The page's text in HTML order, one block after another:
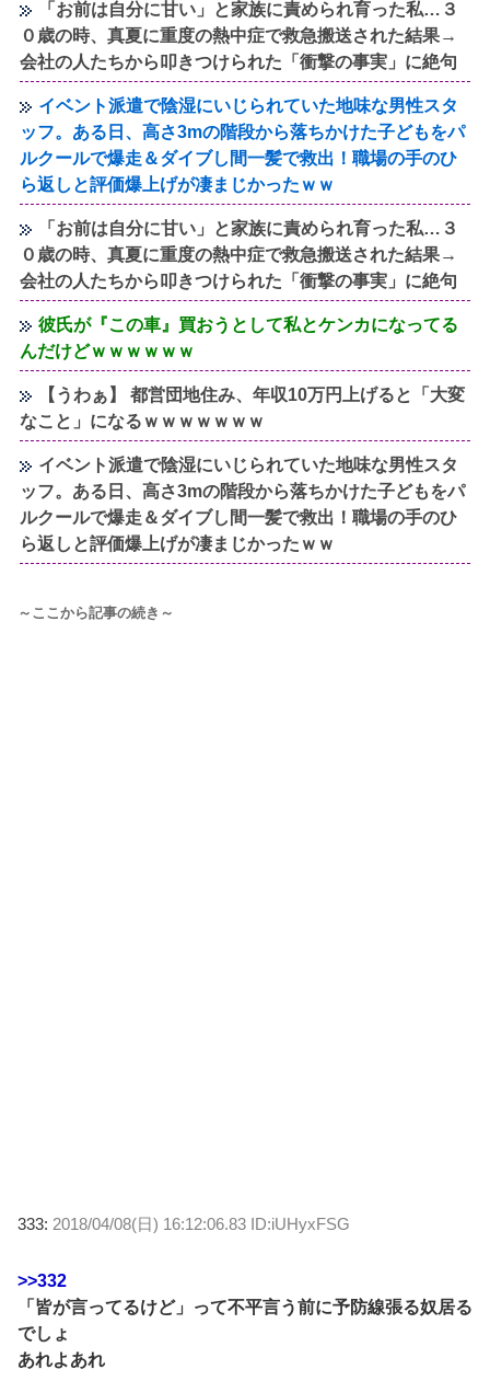
「お前は自分に甘い」と家族に責められ育った私…３
０歳の時、真夏に重度の熱中症で救急搬送された結果→
会社の人たちから叩きつけられた「衝撃の事実」に絶句
イベント派遣で陰湿にいじられていた地味な男性スタ
ッフ。ある日、高さ3mの階段から落ちかけた子どもをパ
ルクールで爆走＆ダイブし間一髪で救出！職場の手のひ
ら返しと評価爆上げが凄まじかったｗｗ
「お前は自分に甘い」と家族に責められ育った私…３
０歳の時、真夏に重度の熱中症で救急搬送された結果→
会社の人たちから叩きつけられた「衝撃の事実」に絶句
彼氏が『この車』買おうとして私とケンカになってる
んだけどｗｗｗｗｗｗ
【うわぁ】 都営団地住み、年収10万円上げると「大変
なこと」になるｗｗｗｗｗｗｗ
イベント派遣で陰湿にいじられていた地味な男性スタ
ッフ。ある日、高さ3mの階段から落ちかけた子どもをパ
ルクールで爆走＆ダイブし間一髪で救出！職場の手のひ
ら返しと評価爆上げが凄まじかったｗｗ
～ここから記事の続き～
333: 2018/04/08(日) 16:12:06.83 ID:iUHyxFSG
>>332
「皆が言ってるけど」って不平言う前に予防線張る奴居る
でしょ
あれよあれ